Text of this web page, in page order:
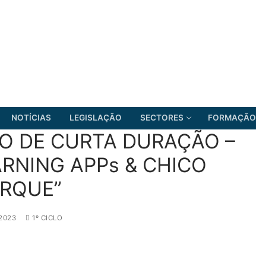
NOTÍCIAS LEGISLAÇÃO SECTORES FORMAÇÃO
FRENTE COMUM
DE CURTA DURAÇÃO –
APPs & CHICO
1º CICLO